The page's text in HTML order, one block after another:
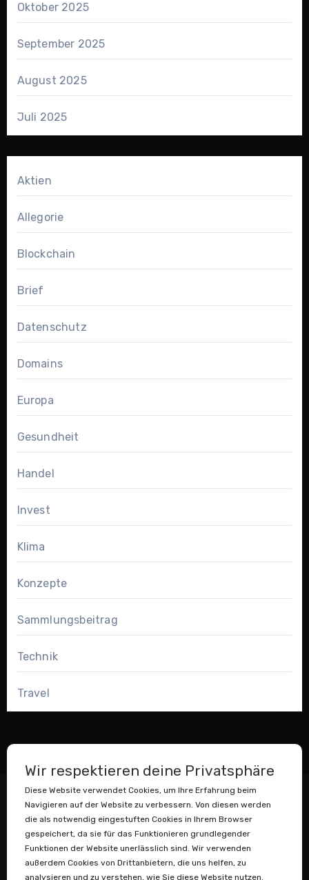
Oktober 2025
September 2025
August 2025
Juli 2025
Aktien
Allegorie
Blockchain
Brief
Datenschutz
Domains
Europa
Gesundheit
Handel
Invest
Klima
Konzepte
Sammlungsbeitrag
Technik
Travel
Wir respektieren deine Privatsphäre
Diese Website verwendet Cookies, um Ihre Erfahrung beim
Navigieren auf der Website zu verbessern. Von diesen werden
die als notwendig eingestuften Cookies in Ihrem Browser
gespeichert, da sie für das Funktionieren grundlegender
Funktionen der Website unerlässlich sind. Wir verwenden
außerdem Cookies von Drittanbietern, die uns helfen, zu
analysieren und zu verstehen, wie Sie diese Website nutzen.